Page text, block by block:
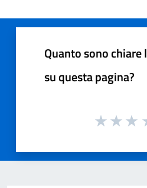
Quanto sono
su questa pagina?